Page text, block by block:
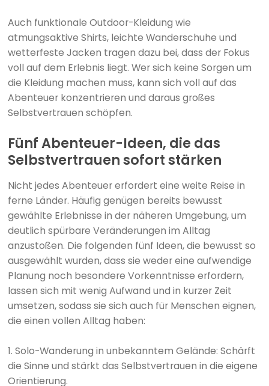
Auch funktionale Outdoor-Kleidung wie
atmungsaktive Shirts, leichte Wanderschuhe und
wetterfeste Jacken tragen dazu bei, dass der Fokus
voll auf dem Erlebnis liegt. Wer sich keine Sorgen um
die Kleidung machen muss, kann sich voll auf das
Abenteuer konzentrieren und daraus großes
Selbstvertrauen schöpfen.
Fünf Abenteuer-Ideen, die das
Selbstvertrauen sofort stärken
Nicht jedes Abenteuer erfordert eine weite Reise in
ferne Länder. Häufig genügen bereits bewusst
gewählte Erlebnisse in der näheren Umgebung, um
deutlich spürbare Veränderungen im Alltag
anzustoßen. Die folgenden fünf Ideen, die bewusst so
ausgewählt wurden, dass sie weder eine aufwendige
Planung noch besondere Vorkenntnisse erfordern,
lassen sich mit wenig Aufwand und in kurzer Zeit
umsetzen, sodass sie sich auch für Menschen eignen,
die einen vollen Alltag haben:
1. Solo-Wanderung in unbekanntem Gelände: Schärft
die Sinne und stärkt das Selbstvertrauen in die eigene
Orientierung.